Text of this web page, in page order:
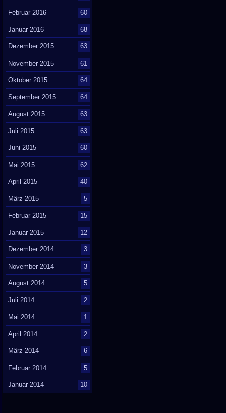
Februar 2016 60
Januar 2016 68
Dezember 2015 63
November 2015 61
Oktober 2015 64
September 2015 64
August 2015 63
Juli 2015 63
Juni 2015 60
Mai 2015 62
April 2015 40
März 2015 5
Februar 2015 15
Januar 2015 12
Dezember 2014 3
November 2014 3
August 2014 5
Juli 2014 2
Mai 2014 1
April 2014 2
März 2014 6
Februar 2014 5
Januar 2014 10